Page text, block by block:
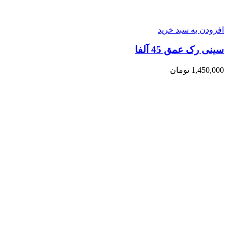
افزودن به سبد خرید
سینی رک عمق 45 آلفا
1,450,000 تومان